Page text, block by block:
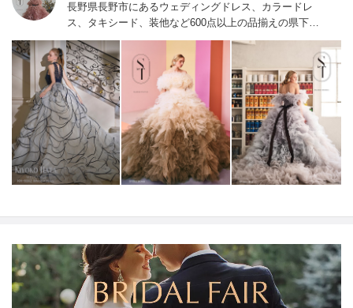
長野県長野市にあるウェディングドレス、カラードレ
ス、タキシード、装他など600点以上の品揃えの県下最
大級のレンタルドレスショップ。人気ブランドを新作含
め多くラインナップ（持込料、送料全額負担）